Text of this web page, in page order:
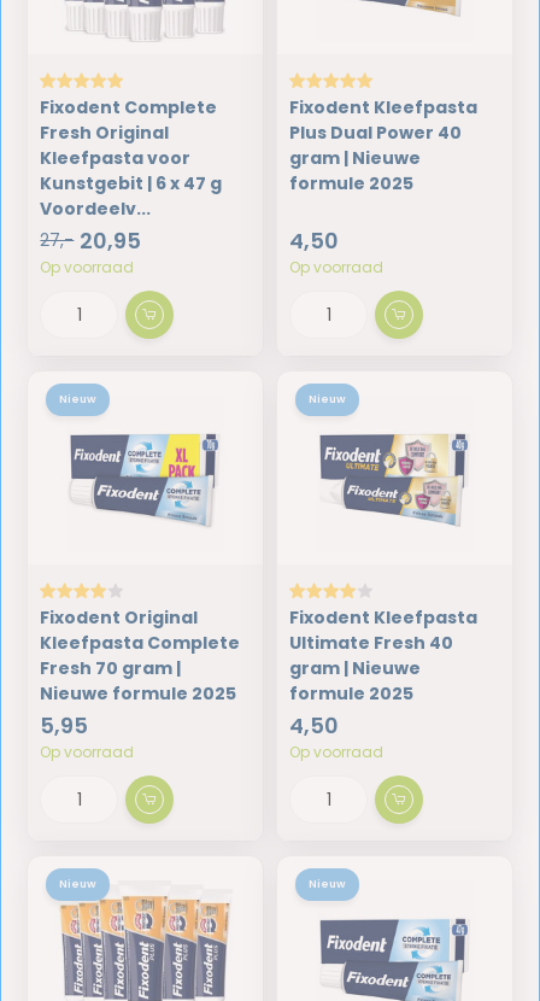
Fixodent Complete
Fresh Original
Kleefpasta voor
Kunstgebit | 6 x 47 g
Voordeelv...
27,- 20,95
Op voorraad
Fixodent Kleefpasta
Plus Dual Power 40
gram | Nieuwe
formule 2025
4,50
Op voorraad
Nieuw
Fixodent Original
Kleefpasta Complete
Fresh 70 gram |
Nieuwe formule 2025
5,95
Op voorraad
Nieuw
Fixodent Kleefpasta
Ultimate Fresh 40
gram | Nieuwe
formule 2025
4,50
Op voorraad
Nieuw Nieuw